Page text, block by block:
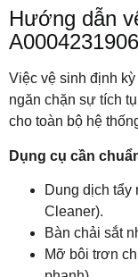
Hướng dẫn
Việc vệ sinh định
ngăn chặn sự tích
cho toàn bộ hệ
Dụng cụ cần
Dung dịch tẩy
Cleaner).
Bàn chải sắt
Mỡ bôi trơn